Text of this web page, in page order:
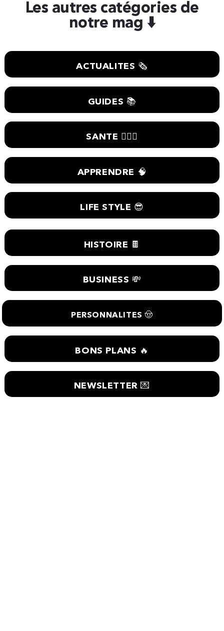
Les autres catégories de
notre mag ⬇️
ACTUALITES 🗞
GUIDES 📚
SANTE 🧑🏼‍⚕️
APPRENDRE 🧠
LIFE STYLE 😎
HISTOIRE 🍫
BUSINESS 💸
PERSONNALITES 🤠
BONS PLANS 🔥
NEWSLETTER 💌